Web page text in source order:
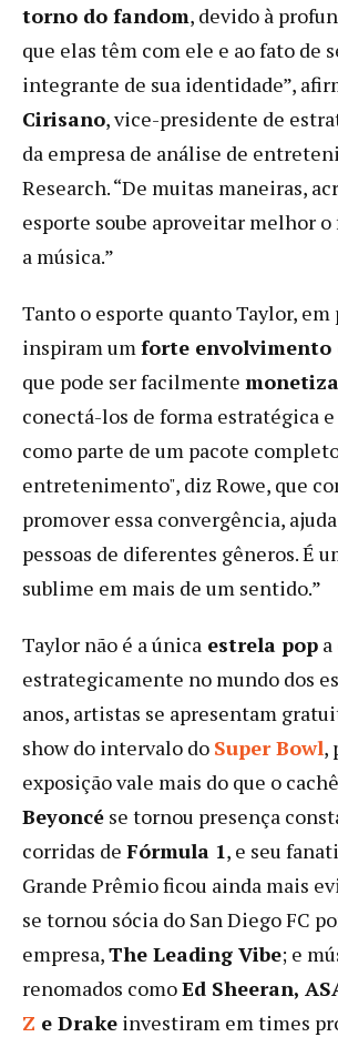
torno do fandom, devido à
que elas têm com ele e ao fato de
integrante de sua identidade”,
Cirisano, vice-presidente de
da empresa de análise de
Research. “De muitas maneiras,
esporte soube aproveitar melhor o
a música.”
Tanto o esporte quanto Taylor,
inspiram umforte envolvimento
que pode ser facilmente
conectá-los de forma estratégica
como parte de um pacote
entretenimento", diz Rowe, que
promover essa convergência,
pessoas de diferentes gêneros. É
sublime em mais de um sentido.”
Taylor não é a única estrela pop
estrategicamente no mundo dos
anos, artistas se apresentam
show do intervalo do Super Bowl,
exposição vale mais do que o
Beyoncé se tornou presença
corridas de Fórmula 1, e seu
Grande Prêmio ficou ainda mais
se tornou sócia do San Diego FC
empresa,The Leading Vibe; e
renomados comoEd Sheeran,
Z e Drake investiram em times